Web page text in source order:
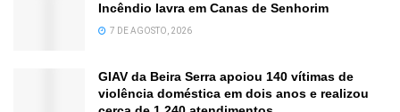
Incêndio lavra em Canas de Senhorim
7 DE AGOSTO, 2026
GIAV da Beira Serra apoiou 140 vítimas de
violência doméstica em dois anos e realizou